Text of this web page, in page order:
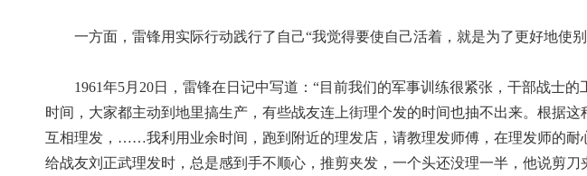
一方面，雷锋用实际行动践行了自己“我觉得要使自己活着，就是为了更好地使
1961年5月20日，雷锋在日记中写道：“目前我们的军事训练很紧张，干部战士的
时间，大家都主动到地里搞生产，有些战友连上街理个发的时间也抽不出来。根据
互相理发，……我利用业余时间，跑到附近的理发店，请教理发师傅，在理发师的耐
给战友刘正武理发时，总是感到手不顺心，推剪夹发，一个头还没理一半，他说剪